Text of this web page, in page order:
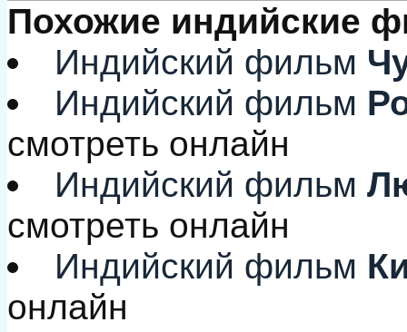
Похожие индийские
Индийский фильм
Индийский фильм
смотреть онлайн
Индийский фильм
смотреть онлайн
Индийский фильм
онлайн